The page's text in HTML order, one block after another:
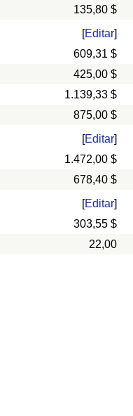
135,80 $
[Editar]
609,31 $
425,00 $
1.139,33 $
875,00 $
[Editar]
1.472,00 $
678,40 $
[Editar]
303,55 $
22,00